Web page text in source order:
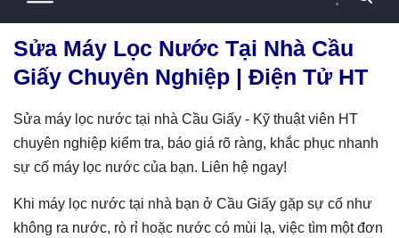
Sửa Máy Lọc Nước Tại Nhà Cầu
Giấy Chuyên Nghiệp | Điện Tử HT
Sửa máy lọc nước tại nhà Cầu Giấy - Kỹ thuật viên HT
chuyên nghiệp kiểm tra, báo giá rõ ràng, khắc phục nhanh
sự cố máy lọc nước của bạn. Liên hệ ngay!
Khi máy lọc nước tại nhà bạn ở Cầu Giấy gặp sự cố như
không ra nước, rò rỉ hoặc nước có mùi lạ, việc tìm một đơn